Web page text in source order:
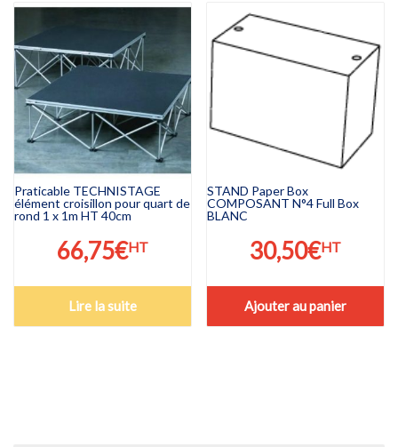
Praticable TECHNISTAGE
élément croisillon pour quart de
rond 1 x 1m HT 40cm
66,75€HT
Lire la suite
STAND Paper Box
COMPOSANT N°4 Full Box
BLANC
30,50€HT
Ajouter au panier